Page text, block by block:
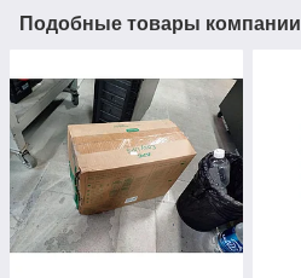
Подобные товары компании